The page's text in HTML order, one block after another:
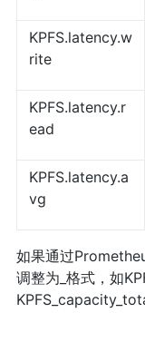
KPFS.latency.w
rite
KPFS.latency.r
ead
KPFS.latency.a
vg
如果通过
调整为_格式，如